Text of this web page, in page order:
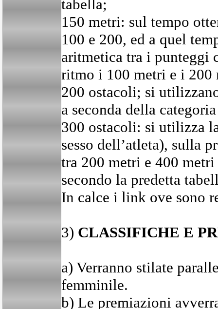
tabella;
150 metri: sul tempo
100 e 200, ed a quel
aritmetica tra i punteggi
ritmo i 100 metri e i 200
200 ostacoli; si
a seconda della
300 ostacoli: si utilizza
sesso dell’atleta), sulla
tra 200 metri e 400
secondo la predetta
In calce i link ove sono
3) CLASSIFICHE E
a) Verranno stilate
femminile.
b) Le premiazioni